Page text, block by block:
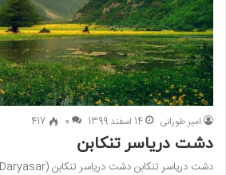
امیر طورانی 14 اسفند 1399 0
417
دشت دریاسر تنکابن